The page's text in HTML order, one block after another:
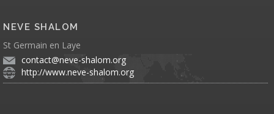
NEVE SHALOM
St Germain en Laye
contact@neve-shalom.org
http://www.neve-shalom.org